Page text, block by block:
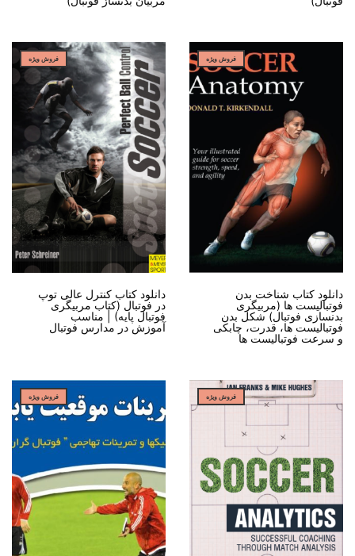
فروش ویژه
دانلود کتاب شناخت بدن
فوتبالیست ها (مربیگری
بدنسازی فوتبال) شکل بدن
فوتبالیست ها، قدرت، چابکی
و سرعت فوتبالیست ها
فروش ویژه
دانلود کتاب کنترل عالی توپ
در فوتبال (کتاب مربیگری
فوتبال پایه) | مناسب
آموزش در مدارس فوتبال
فروش ویژه فروش ویژه